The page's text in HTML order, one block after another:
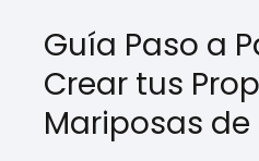
Guía Paso a
Crear tus
Mariposas de